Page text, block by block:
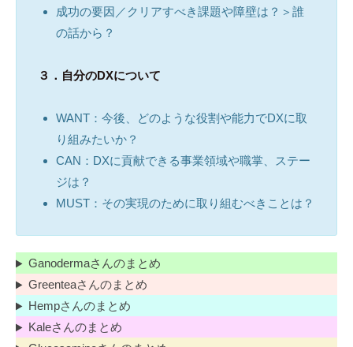
成功の要因／クリアすべき課題や障壁は？＞誰
の話から？
３．自分のDXについて
WANT：今後、どのような役割や能力でDXに取
り組みたいか？
CAN：DXに貢献できる事業領域や職掌、ステー
ジは？
MUST：その実現のために取り組むべきことは？
Ganodermaさんのまとめ
Greenteaさんのまとめ
Hempさんのまとめ
Kaleさんのまとめ